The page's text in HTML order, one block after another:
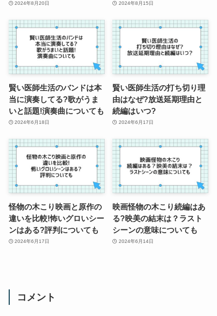
2024年8月20日 2024年8月15日
賢い医師生活のバンドは本
当に演奏してる?歌がうま
いと話題!演奏曲についても
2024年6月18日
賢い医師生活の打ち切り理
由はなぜ?放送延期理由と
続編はいつ?
2024年6月17日
怪物の木こり映画と原作の
違いを比較!怖いグロいシー
ンはある?評判についても
2024年6月17日
映画怪物の木こり続編はあ
る?映美の結末は？ラスト
シーンの意味についても
2024年6月14日
コメント